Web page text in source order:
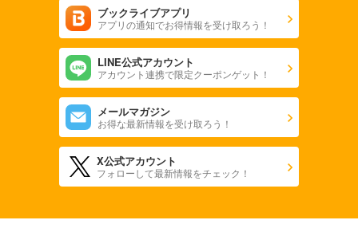
ブックライブアプリ
アプリの通知でお得情報を受け取ろう！
LINE公式アカウント
アカウント連携で限定クーポンゲット！
メールマガジン
お得な最新情報を受け取ろう！
X公式アカウント
フォローして最新情報をチェック！